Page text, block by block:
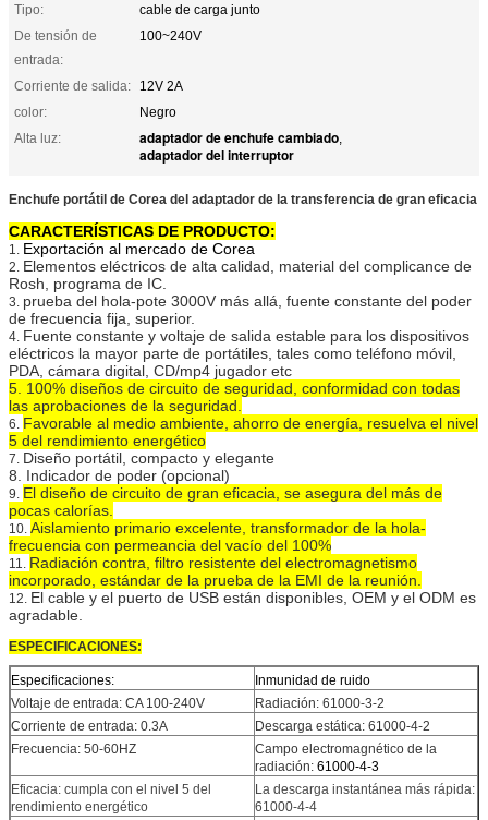
Tipo:
cable de carga junto
De tensión de
entrada:
100~240V
Corriente de salida:
12V 2A
color:
Negro
Alta luz:
adaptador de enchufe cambiado,
adaptador del interruptor
Enchufe portátil de Corea del adaptador de la transferencia de gran eficacia
CARACTERÍSTICAS DE PRODUCTO:
1. Exportación al mercado de Corea
2. Elementos eléctricos de alta calidad, material del complicance de
Rosh, programa de IC.
3. prueba del hola-pote 3000V más allá, fuente constante del poder
de frecuencia fija, superior.
4. Fuente constante y voltaje de salida estable para los dispositivos
eléctricos la mayor parte de portátiles, tales como teléfono móvil,
PDA, cámara digital, CD/mp4 jugador etc
5. 100% diseños de circuito de seguridad, conformidad con todas
las aprobaciones de la seguridad.
6. Favorable al medio ambiente, ahorro de energía, resuelva el nivel
5 del rendimiento energético
7. Diseño portátil, compacto y elegante
8. Indicador de poder (opcional)
9. El diseño de circuito de gran eficacia, se asegura del más de
pocas calorías.
10. Aislamiento primario excelente, transformador de la hola-
frecuencia con permeancia del vacío del 100%
11. Radiación contra, filtro resistente del electromagnetismo
incorporado, estándar de la prueba de la EMI de la reunión.
12. El cable y el puerto de USB están disponibles, OEM y el ODM es
agradable.
ESPECIFICACIONES:
Especificaciones:
Inmunidad de ruido
Voltaje de entrada: CA 100-240V
Radiación: 61000-3-2
Corriente de entrada: 0.3A
Descarga estática: 61000-4-2
Frecuencia: 50-60HZ
Campo electromagnético de la
radiación: 61000-4-3
Eficacia: cumpla con el nivel 5 del
rendimiento energético
La descarga instantánea más rápida:
61000-4-4